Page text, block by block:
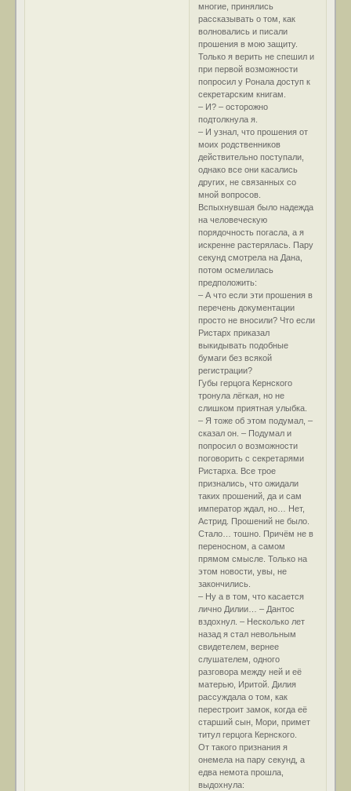
многие, принялись
рассказывать о том, как
волновались и писали
прошения в мою защиту.
Только я верить не спешил и
при первой возможности
попросил у Ронала доступ к
секретарским книгам.
– И? – осторожно
подтолкнула я.
– И узнал, что прошения от
моих родственников
действительно поступали,
однако все они касались
других, не связанных со
мной вопросов.
Вспыхнувшая было надежда
на человеческую
порядочность погасла, а я
искренне растерялась. Пару
секунд смотрела на Дана,
потом осмелилась
предположить:
– А что если эти прошения в
перечень документации
просто не вносили? Что если
Ристарх приказал
выкидывать подобные
бумаги без всякой
регистрации?
Губы герцога Кернского
тронула лёгкая, но не
слишком приятная улыбка.
– Я тоже об этом подумал, –
сказал он. – Подумал и
попросил о возможности
поговорить с секретарями
Ристарха. Все трое
признались, что ожидали
таких прошений, да и сам
император ждал, но… Нет,
Астрид. Прошений не было.
Стало… тошно. Причём не в
переносном, а самом
прямом смысле. Только на
этом новости, увы, не
закончились.
– Ну а в том, что касается
лично Дилии… – Дантос
вздохнул. – Несколько лет
назад я стал невольным
свидетелем, вернее
слушателем, одного
разговора между ней и её
матерью, Иритой. Дилия
рассуждала о том, как
перестроит замок, когда её
старший сын, Мори, примет
титул герцога Кернского.
От такого признания я
онемела на пару секунд, а
едва немота прошла,
выдохнула: